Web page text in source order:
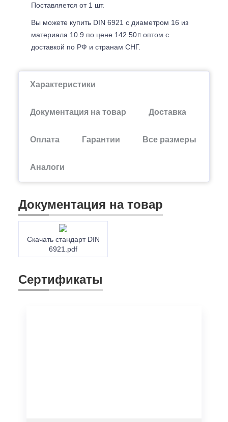
Поставляется от 1 шт.
Вы можете купить DIN 6921 с диаметром 16 из
материала 10.9 по цене 142.50
оптом с
доставкой по РФ и странам СНГ.
Характеристики
Документация на товар Доставка
Оплата Гарантии Все размеры
Аналоги
Документация на товар
Скачать стандарт DIN
6921.pdf
Сертификаты